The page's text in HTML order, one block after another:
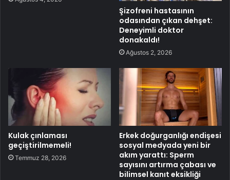
Şizofreni hastasının
odasından çıkan dehşet:
Deneyimli doktor
donakaldı!
Ağustos 2, 2026
Kulak çınlaması
geçiştirilmemeli!
Temmuz 28, 2026
Erkek doğurganlığı endişesi
sosyal medyada yeni bir
akım yarattı: Sperm
sayısını artırma çabası ve
bilimsel kanıt eksikliği